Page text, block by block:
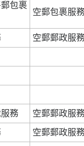
包裹
空郵包裹服
空郵郵政服
務
空郵郵政服
空郵郵政服